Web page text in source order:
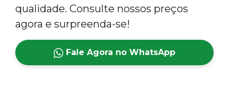
qualidade. Consulte nossos preços
agora e surpreenda-se!
Fale Agora no WhatsApp